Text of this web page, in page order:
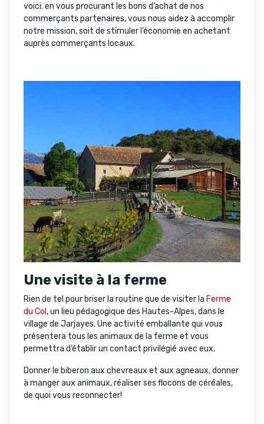
voici: en vous procurant les bons d’achat de nos
commerçants partenaires, vous nous aidez à accomplir
notre mission, soit de stimuler l’économie en achetant
auprès commerçants locaux.
Une visite à la ferme
Rien de tel pour briser la routine que de visiter la Ferme
du Col , un lieu pédagogique des Hautes-Alpes, dans le
village de Jarjayes. Une activité emballante qui vous
présentera tous les animaux de la ferme et vous
permettra d’établir un contact privilégié avec eux.
Donner le biberon aux chevreaux et aux agneaux, donner
à manger aux animaux, réaliser ses flocons de céréales,
de quoi vous reconnecter!